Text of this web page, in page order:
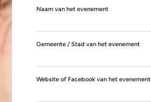
Naam van het evenement
Gemeente / Stad van het evenement
Website of Facebook van het evenement